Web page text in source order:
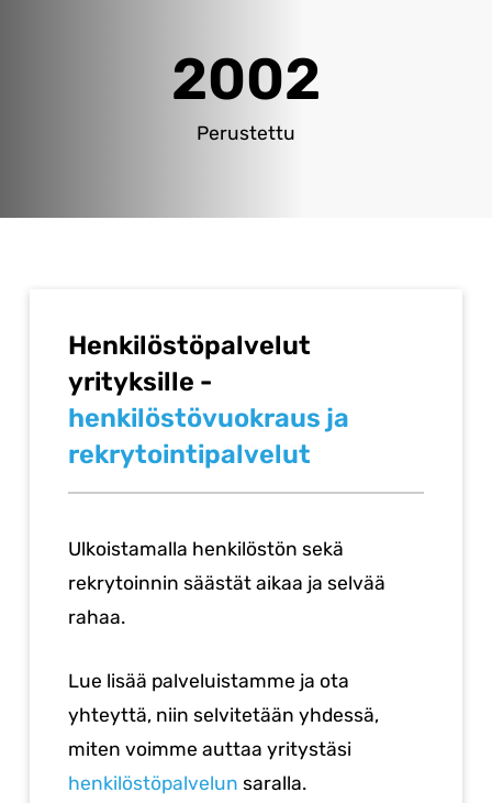
2002
Perustettu
Henkilöstöpalvelut
yrityksille -
henkilöstövuokraus ja
rekrytointipalvelut
Ulkoistamalla henkilöstön sekä
rekrytoinnin säästät aikaa ja selvää
rahaa.
Lue lisää palveluistamme ja ota
yhteyttä, niin selvitetään yhdessä,
miten voimme auttaa yritystäsi
henkilöstöpalvelun saralla.